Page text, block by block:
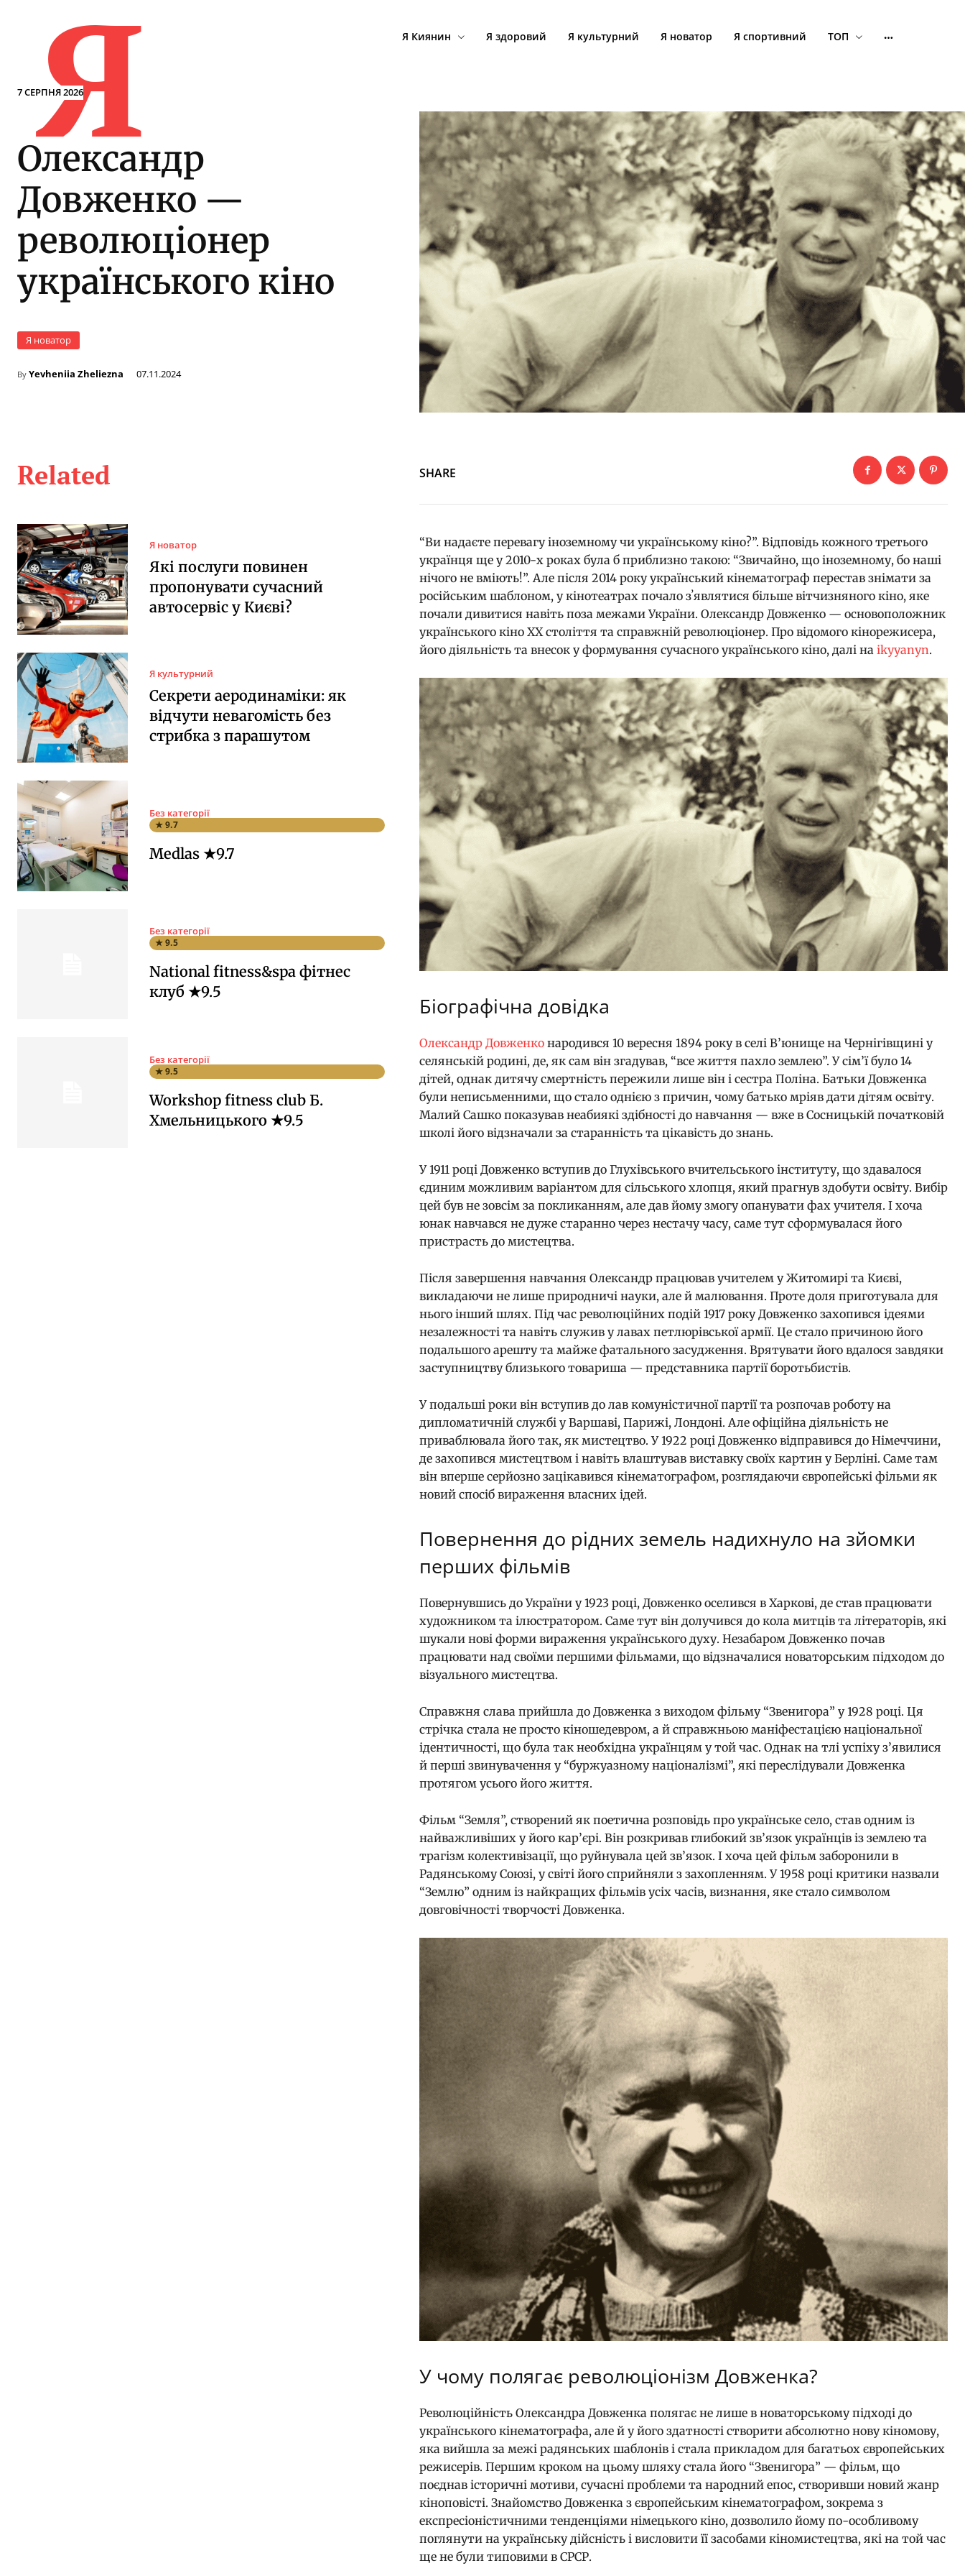
7 СЕРПНЯ 2026
Я Я Киянин Я здоровий Я культурний Я новатор Я спортивний ТОП
Олександр
Довженко —
революціонер
українського кіно
Я новатор
By Yevheniia Zheliezna 07.11.2024
Related
Я новатор
Які послуги повинен
пропонувати сучасний
автосервіс у Києві?
Я культурний
Секрети аеродинаміки: як
відчути невагомість без
стрибка з парашутом
Без категорії
★ 9.7
Medlas ★9.7
Без категорії
★ 9.5
National fitness&spa фітнес
клуб ★9.5
Без категорії
★ 9.5
Workshop fitness club Б.
Хмельницького ★9.5
SHARE
“Ви надаєте перевагу іноземному чи українському кіно?”. Відповідь кожного третього
українця ще у 2010-х роках була б приблизно такою: “Звичайно, що іноземному, бо наші
нічого не вміють!”. Але після 2014 року український кінематограф перестав знімати за
російським шаблоном, у кінотеатрах почало зʼявлятися більше вітчизняного кіно, яке
почали дивитися навіть поза межами України. Олександр Довженко — основоположник
українського кіно ХХ століття та справжній революціонер. Про відомого кінорежисера,
його діяльність та внесок у формування сучасного українського кіно, далі на ikyyanyn.
Біографічна довідка
Олександр Довженко народився 10 вересня 1894 року в селі В’юнище на Чернігівщині у
селянській родині, де, як сам він згадував, “все життя пахло землею”. У сім’ї було 14
дітей, однак дитячу смертність пережили лише він і сестра Поліна. Батьки Довженка
були неписьменними, що стало однією з причин, чому батько мріяв дати дітям освіту.
Малий Сашко показував неабиякі здібності до навчання — вже в Сосницькій початковій
школі його відзначали за старанність та цікавість до знань.
У 1911 році Довженко вступив до Глухівського вчительського інституту, що здавалося
єдиним можливим варіантом для сільського хлопця, який прагнув здобути освіту. Вибір
цей був не зовсім за покликанням, але дав йому змогу опанувати фах учителя. І хоча
юнак навчався не дуже старанно через нестачу часу, саме тут сформувалася його
пристрасть до мистецтва.
Після завершення навчання Олександр працював учителем у Житомирі та Києві,
викладаючи не лише природничі науки, але й малювання. Проте доля приготувала для
нього інший шлях. Під час революційних подій 1917 року Довженко захопився ідеями
незалежності та навіть служив у лавах петлюрівської армії. Це стало причиною його
подальшого арешту та майже фатального засудження. Врятувати його вдалося завдяки
заступництву близького товариша — представника партії боротьбистів.
У подальші роки він вступив до лав комуністичної партії та розпочав роботу на
дипломатичній службі у Варшаві, Парижі, Лондоні. Але офіційна діяльність не
приваблювала його так, як мистецтво. У 1922 році Довженко відправився до Німеччини,
де захопився мистецтвом і навіть влаштував виставку своїх картин у Берліні. Саме там
він вперше серйозно зацікавився кінематографом, розглядаючи європейські фільми як
новий спосіб вираження власних ідей.
Повернення до рідних земель надихнуло на зйомки
перших фільмів
Повернувшись до України у 1923 році, Довженко оселився в Харкові, де став працювати
художником та ілюстратором. Саме тут він долучився до кола митців та літераторів, які
шукали нові форми вираження українського духу. Незабаром Довженко почав
працювати над своїми першими фільмами, що відзначалися новаторським підходом до
візуального мистецтва.
Справжня слава прийшла до Довженка з виходом фільму “Звенигора” у 1928 році. Ця
стрічка стала не просто кіношедевром, а й справжньою маніфестацією національної
ідентичності, що була так необхідна українцям у той час. Однак на тлі успіху з’явилися
й перші звинувачення у “буржуазному націоналізмі”, які переслідували Довженка
протягом усього його життя.
Фільм “Земля”, створений як поетична розповідь про українське село, став одним із
найважливіших у його кар’єрі. Він розкривав глибокий зв’язок українців із землею та
трагізм колективізації, що руйнувала цей зв’язок. І хоча цей фільм заборонили в
Радянському Союзі, у світі його сприйняли з захопленням. У 1958 році критики назвали
“Землю” одним із найкращих фільмів усіх часів, визнання, яке стало символом
довговічності творчості Довженка.
У чому полягає революціонізм Довженка?
Революційність Олександра Довженка полягає не лише в новаторському підході до
українського кінематографа, але й у його здатності створити абсолютно нову кіномову,
яка вийшла за межі радянських шаблонів і стала прикладом для багатьох європейських
режисерів. Першим кроком на цьому шляху стала його “Звенигора” — фільм, що
поєднав історичні мотиви, сучасні проблеми та народний епос, створивши новий жанр
кіноповісті. Знайомство Довженка з європейським кінематографом, зокрема з
експресіоністичними тенденціями німецького кіно, дозволило йому по-особливому
поглянути на українську дійсність і висловити її засобами кіномистецтва, які на той час
ще не були типовими в СРСР.